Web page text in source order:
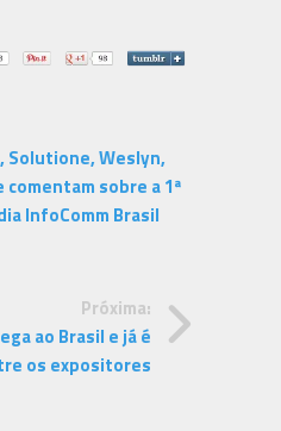
Solutione, Weslyn,
comentam sobre a 1ª
InfoComm Brasil
Próxima:
ao Brasil e já é
os expositores